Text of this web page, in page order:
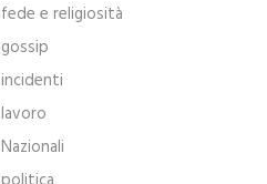
fede e religiosità
gossip
incidenti
lavoro
Nazionali